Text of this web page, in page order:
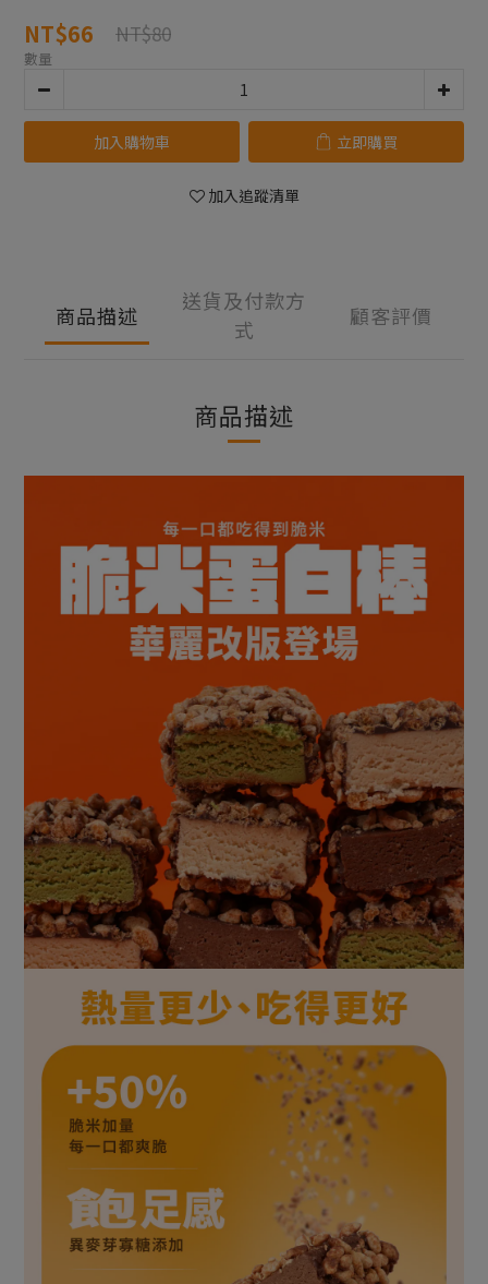
NT$66 NT$80
數量
加入購物車 立即購買
加入追蹤清單
商品描述
送貨及付款方
式
顧客評價
商品描述